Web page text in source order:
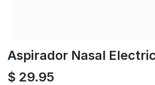
Aspirador Nasal
$ 29.95